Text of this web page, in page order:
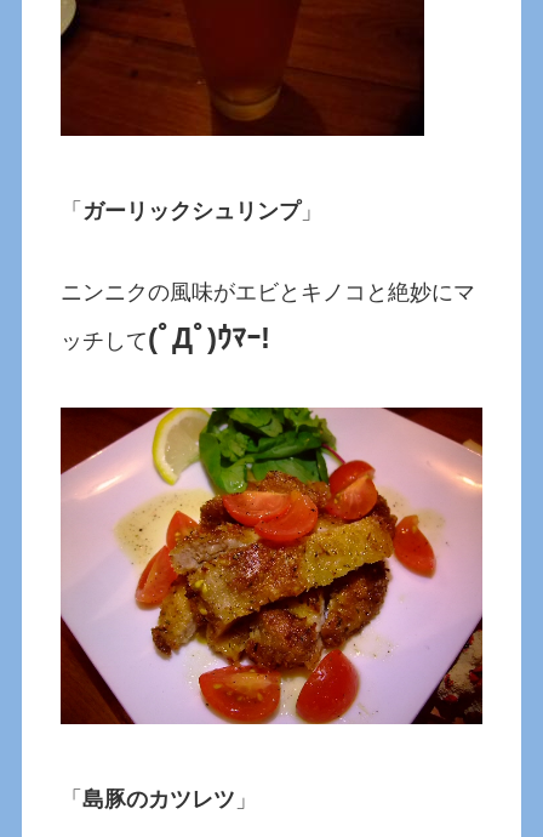
「 ガーリックシュリンプ」
ニンニクの風味がエビとキノコと絶妙にマ
ッチして(ﾟДﾟ)ｳﾏｰ!
「島豚のカツレツ 」